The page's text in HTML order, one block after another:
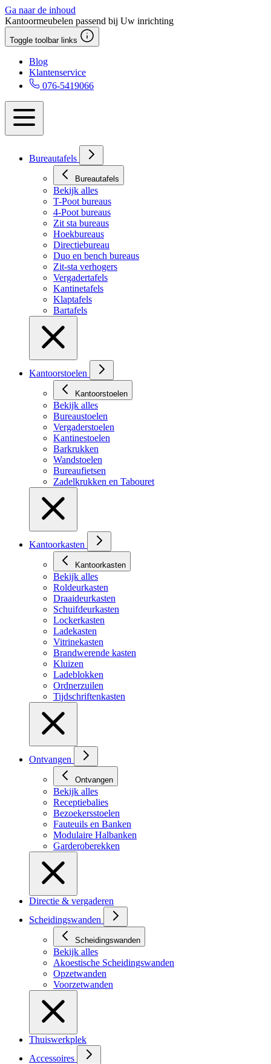
Ga naar de inhoud
Kantoormeubelen passend bij Uw inrichting
Toggle toolbar links
Blog
Klantenservice
076-5419066
Bureautafels
Bureautafels
Bekijk alles
T-Poot bureaus
4-Poot bureaus
Zit sta bureaus
Hoekbureaus
Directiebureau
Duo en bench bureaus
Zit-sta verhogers
Vergadertafels
Kantinetafels
Klaptafels
Bartafels
Kantoorstoelen
Kantoorstoelen
Bekijk alles
Bureaustoelen
Vergaderstoelen
Kantinestoelen
Barkrukken
Wandstoelen
Bureaufietsen
Zadelkrukken en Tabouret
Kantoorkasten
Kantoorkasten
Bekijk alles
Roldeurkasten
Draaideurkasten
Schuifdeurkasten
Lockerkasten
Ladekasten
Vitrinekasten
Brandwerende kasten
Kluizen
Ladeblokken
Ordnerzuilen
Tijdschriftenkasten
Ontvangen
Ontvangen
Bekijk alles
Receptiebalies
Bezoekersstoelen
Fauteuils en Banken
Modulaire Halbanken
Garderoberekken
Directie & vergaderen
Scheidingswanden
Scheidingswanden
Bekijk alles
Akoestische Scheidingswanden
Opzetwanden
Voorzetwanden
Thuiswerkplek
Accessoires